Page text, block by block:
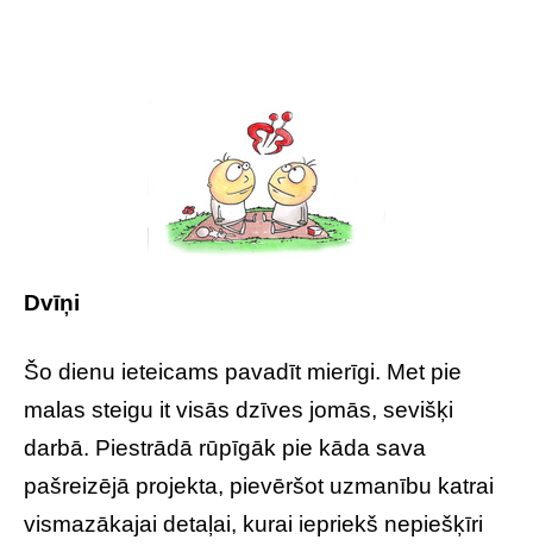
Dvīņi
Šo dienu ieteicams pavadīt mierīgi. Met pie
malas steigu it visās dzīves jomās, sevišķi
darbā. Piestrādā rūpīgāk pie kāda sava
pašreizējā projekta, pievēršot uzmanību katrai
vismazākajai detaļai, kurai iepriekš nepiešķīri